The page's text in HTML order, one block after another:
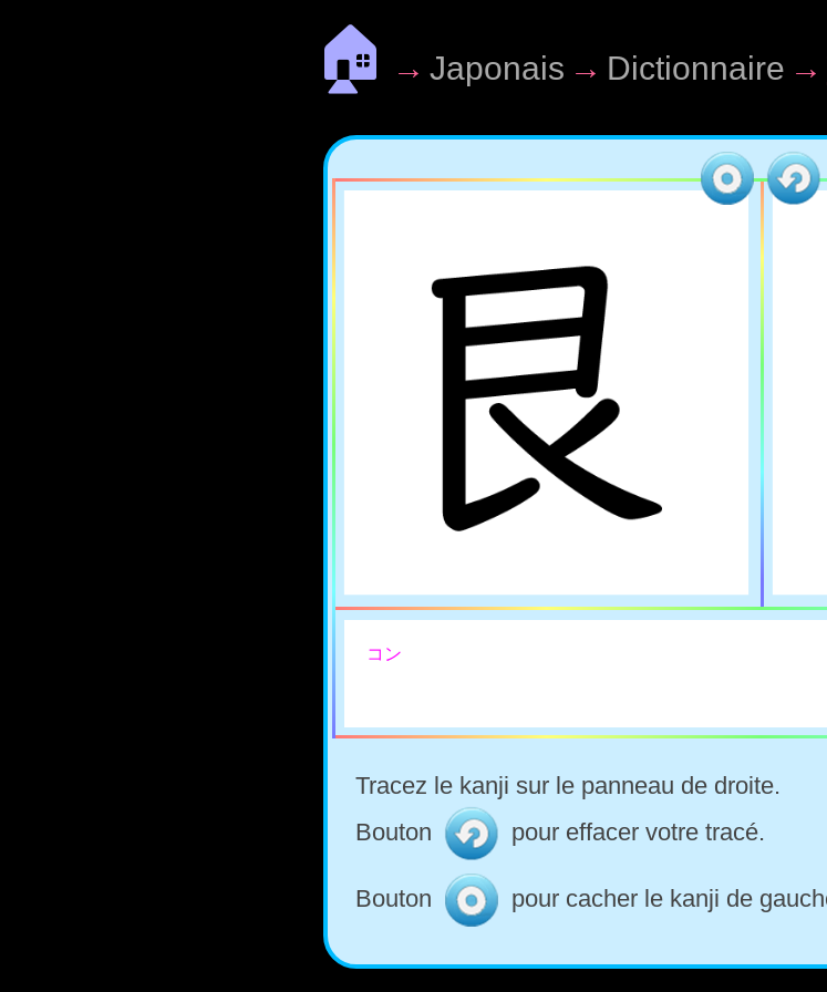
🏠 → Japonais → Dictionnaire →
コン
Tracez le kanji sur le panneau de droite.
Bouton
pour effacer votre tracé.
Bouton pour cacher le kanji de